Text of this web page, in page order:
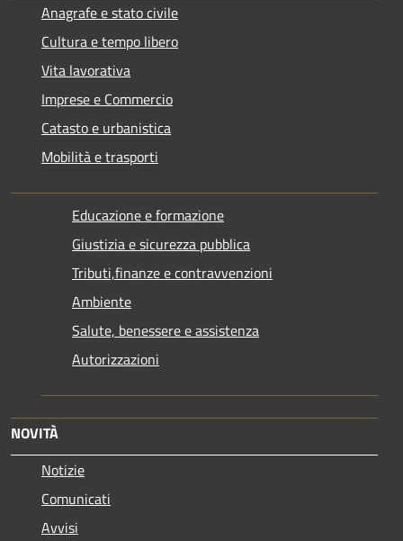
Anagrafe e stato civile
Cultura e tempo libero
Vita lavorativa
Imprese e Commercio
Catasto e urbanistica
Mobilità e trasporti
Educazione e formazione
Giustizia e sicurezza pubblica
Tributi,finanze e contravvenzioni
Ambiente
Salute, benessere e assistenza
Autorizzazioni
NOVITÀ
Notizie
Comunicati
Avvisi